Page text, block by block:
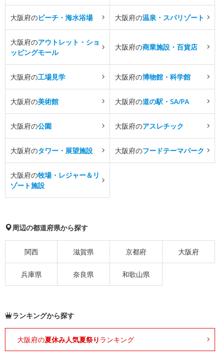
大阪府のビーチ・海水浴場 大阪府の温泉・スパリゾート
大阪府のアウトレット・ショ
ッピングモール
大阪府の商業施設・百貨店
大阪府の工場見学 大阪府の博物館・科学館
大阪府の美術館 大阪府の道の駅・SA/PA
大阪府の公園 大阪府のアスレチック
大阪府のタワー・展望施設 大阪府のフードテーマパーク
大阪府の牧場・レジャー＆リ
ゾート施設
周辺の都道府県から探す
関西 滋賀県 京都府 大阪府
兵庫県 奈良県 和歌山県
ランキングから探す
大阪府の夏休み人気夏祭り ランキング